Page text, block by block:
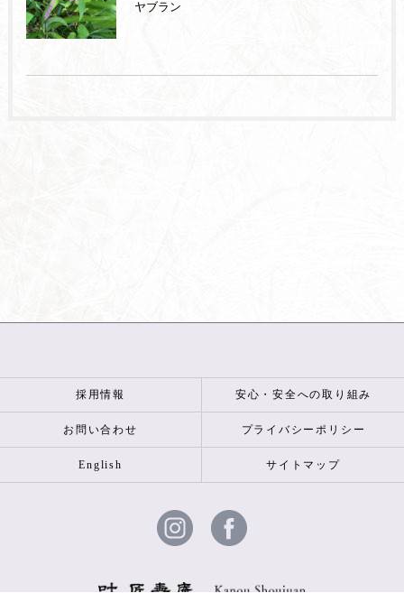
ヤブラン
採用情報 安心・安全への取り組み
お問い合わせ プライバシーポリシー
English サイトマップ